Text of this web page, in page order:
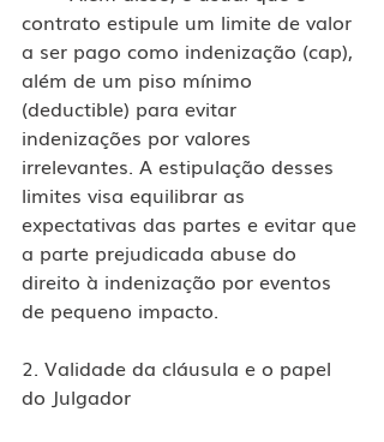
contrato estipule um limite de valor
a ser pago como indenização (cap),
além de um piso mínimo
(deductible) para evitar
indenizações por valores
irrelevantes. A estipulação desses
limites visa equilibrar as
expectativas das partes e evitar que
a parte prejudicada abuse do
direito à indenização por eventos
de pequeno impacto.
2. Validade da cláusula e o papel
do Julgador